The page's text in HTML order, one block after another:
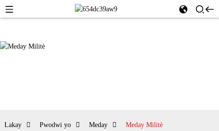
Lakay Pwodwi yo Meday Meday Militè